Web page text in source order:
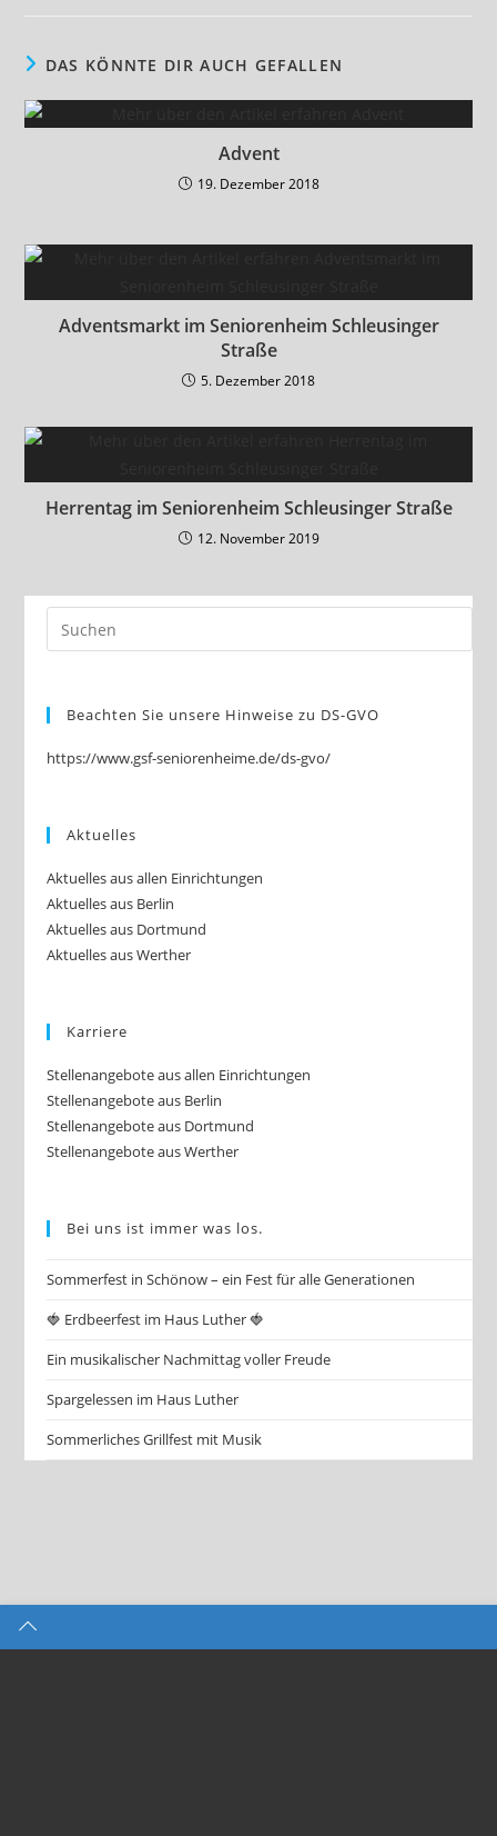
DAS KÖNNTE DIR AUCH GEFALLEN
Advent
19. Dezember 2018
Adventsmarkt im Seniorenheim Schleusinger
Straße
5. Dezember 2018
Herrentag im Seniorenheim Schleusinger Straße
12. November 2019
Beachten Sie unsere Hinweise zu DS-GVO
https://www.gsf-seniorenheime.de/ds-gvo/
Aktuelles
Aktuelles aus allen Einrichtungen
Aktuelles aus Berlin
Aktuelles aus Dortmund
Aktuelles aus Werther
Karriere
Stellenangebote aus allen Einrichtungen
Stellenangebote aus Berlin
Stellenangebote aus Dortmund
Stellenangebote aus Werther
Bei uns ist immer was los.
Sommerfest in Schönow – ein Fest für alle Generationen
🍓 Erdbeerfest im Haus Luther 🍓
Ein musikalischer Nachmittag voller Freude
Spargelessen im Haus Luther
Sommerliches Grillfest mit Musik